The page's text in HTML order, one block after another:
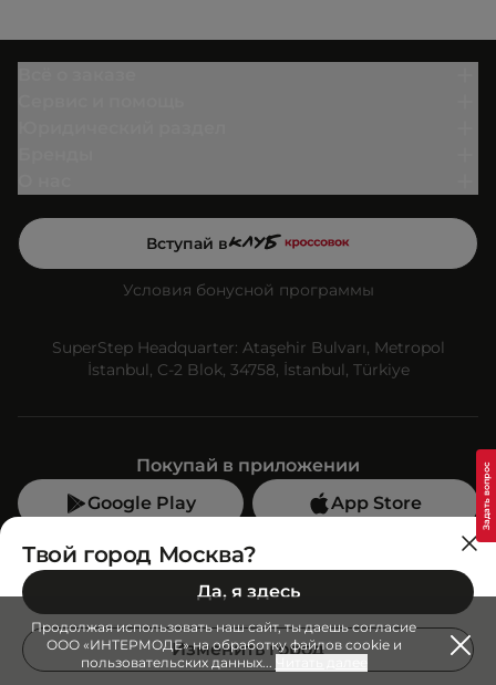
Продолжая использовать наш сайт, ты даешь согласие
ООО «ИНТЕРМОДЕ» на обработку файлов cookie и
пользовательских данных...
Вступай в
Условия бонусной программы
SuperStep Headquarter: Ataşehir Bulvarı, Metropol
İstanbul, C-2 Blok, 34758, İstanbul, Türkiye
Покупай в приложении
Google Play
App Store
Мы в социальных сетях
Позвони нам
+7 (499) 350-55-33
C 10:00 до 19:00
Твой город Москва?
Да, я здесь
Изменить город